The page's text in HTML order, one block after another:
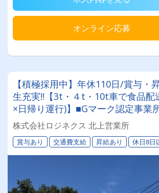
オンライン応募
【積極採用中】年休110日/賞与・
生充実‼【3t・４t・10t車で食品配
×日帰り運行)】■Gマーク認定事業
経験者共に大歓迎■手厚い研修■資
型取得実績有)
株式会社ロジネクス 北上営業所
賞与あり 交通費支給 昇給あり 休日8日